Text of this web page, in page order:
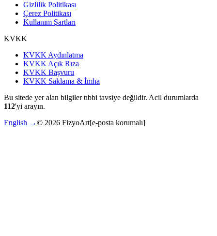
Gizlilik Politikası
Çerez Politikası
Kullanım Şartları
KVKK
KVKK Aydınlatma
KVKK Açık Rıza
KVKK Başvuru
KVKK Saklama & İmha
Bu sitede yer alan bilgiler tıbbi tavsiye değildir. Acil durumlarda
112'yi arayın.
English →© 2026 FizyoArt[e-posta korumalı]